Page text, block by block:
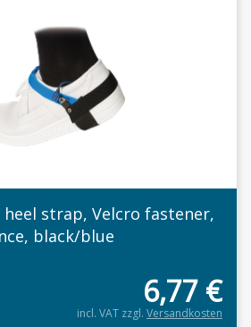
heel strap, Velcro fastener,
black/blue
6,77 €
incl. VAT zzgl. Versandkosten